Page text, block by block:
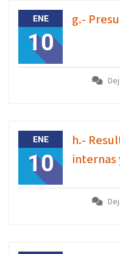
ENE
10
g.-
ENE
10
h.-
internas